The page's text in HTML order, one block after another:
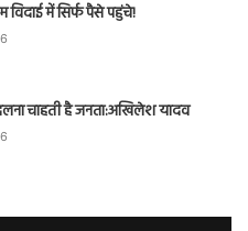
विदाई में सिर्फ पैसे पहुंचे!
चाहती है जनता:अखिलेश यादव